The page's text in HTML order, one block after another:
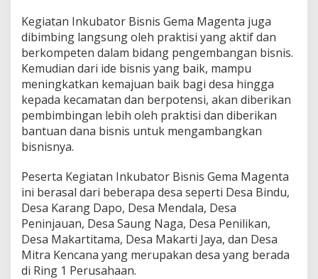
Kegiatan Inkubator Bisnis Gema Magenta juga
dibimbing langsung oleh praktisi yang aktif dan
berkompeten dalam bidang pengembangan bisnis.
Kemudian dari ide bisnis yang baik, mampu
meningkatkan kemajuan baik bagi desa hingga
kepada kecamatan dan berpotensi, akan diberikan
pembimbingan lebih oleh praktisi dan diberikan
bantuan dana bisnis untuk mengambangkan
bisnisnya.
Peserta Kegiatan Inkubator Bisnis Gema Magenta
ini berasal dari beberapa desa seperti Desa Bindu,
Desa Karang Dapo, Desa Mendala, Desa
Peninjauan, Desa Saung Naga, Desa Penilikan,
Desa Makartitama, Desa Makarti Jaya, dan Desa
Mitra Kencana yang merupakan desa yang berada
di Ring 1 Perusahaan.